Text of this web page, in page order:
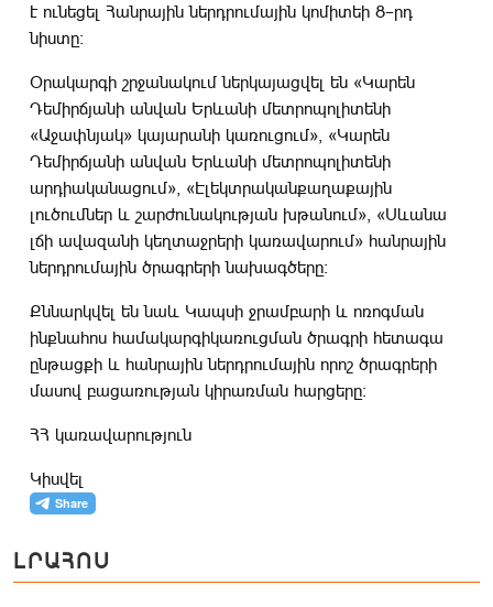
է ունեցել Հանրային ներդրումային կոմիտեի 8–րդ
նիստը։
Օրակարգի շրջանակում ներկայացվել են «Կարեն
Դեմիրճյանի անվան Երևանի մետրոպոլիտենի
«Աջափնյակ» կայարանի կառուցում», «Կարեն
Դեմիրճյանի անվան Երևանի մետրոպոլիտենի
արդիականացում», «Էլեկտրականքաղաքային
լուծումներ և շարժունակության խթանում», «Սևանա
լճի ավազանի կեղտաջրերի կառավարում» հանրային
ներդրումային ծրագրերի նախագծերը:
Քննարկվել են նաև Կապսի ջրամբարի և ոռոգման
ինքնահոս համակարգիկառուցման ծրագրի հետագա
ընթացքի և հանրային ներդրումային որոշ ծրագրերի
մասով բացառության կիրառման հարցերը:
ՀՀ կառավարություն
Կիսվել
ԼՐԱՀՈՍ